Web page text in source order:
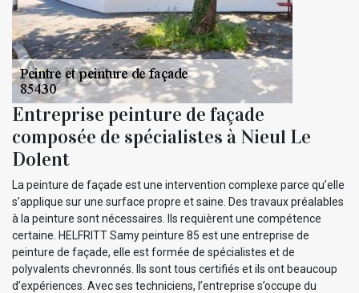
Entreprise peinture de façade
composée de spécialistes à Nieul Le
Dolent
La peinture de façade est une intervention complexe parce qu’elle
s’applique sur une surface propre et saine. Des travaux préalables
à la peinture sont nécessaires. Ils requièrent une compétence
certaine. HELFRITT Samy peinture 85 est une entreprise de
peinture de façade, elle est formée de spécialistes et de
polyvalents chevronnés. Ils sont tous certifiés et ils ont beaucoup
d’expériences. Avec ses techniciens, l’entreprise s’occupe du